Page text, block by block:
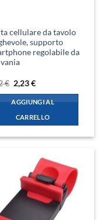
cellulare da tavolo
supporto
regolabile da
€ Il
prezzo
originale
era:
2,52 €.
2,23€Il
attuale
è:
2,23 €.
AGGIUNGI AL
CARRELLO